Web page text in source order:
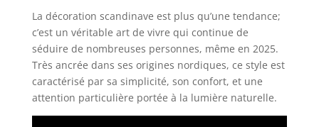
La décoration scandinave est plus qu’une tendance;
c’est un véritable art de vivre qui continue de
séduire de nombreuses personnes, même en 2025.
Très ancrée dans ses origines nordiques, ce style est
caractérisé par sa simplicité, son confort, et une
attention particulière portée à la lumière naturelle.